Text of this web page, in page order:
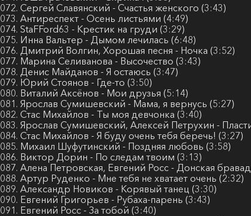
072. Сергей Славянский - Счастья женского (3:43)
073. Антиреспект - Осень листьями (4:49)
074. StaFFord63 - Крестик на груди (3:29)
075. Инна Вальтер - Дымом лечилась (6:48)
076. Дмитрий Волгин, Хорошая песня - Ночка (3:52)
077. Марина Селиванова - Высочество (3:43)
078. Денис Майданов - Я остаюсь (3:47)
079. Юрий Стоянов - Где-то (3:50)
080. Виталий Аксёнов - Мои друзья (5:14)
081. Ярослав Сумишевский - Мама, я вернусь (5:27)
082. Стас Михайлов - Ты моя девчонка (3:40)
083. Ярослав Сумишевский, Алексей Петрухин -
084. Стас Михайлов - Я буду очень тебя беречь! (3:27)
085. Михаил Шуфутинский - Поздняя любовь (3:58)
086. Виктор Дорин - По следам твоим (3:13)
087. Алена Петровская, Евгений Росс - Донская
088. Артур Руденко - Мне тебя не хватает очень (2:32)
089. Александр Новиков - Корявый танец (3:30)
090. Евгений Григорьев - Рубаха-парень (3:43)
091. Евгений Росс - За тобой (3:40)